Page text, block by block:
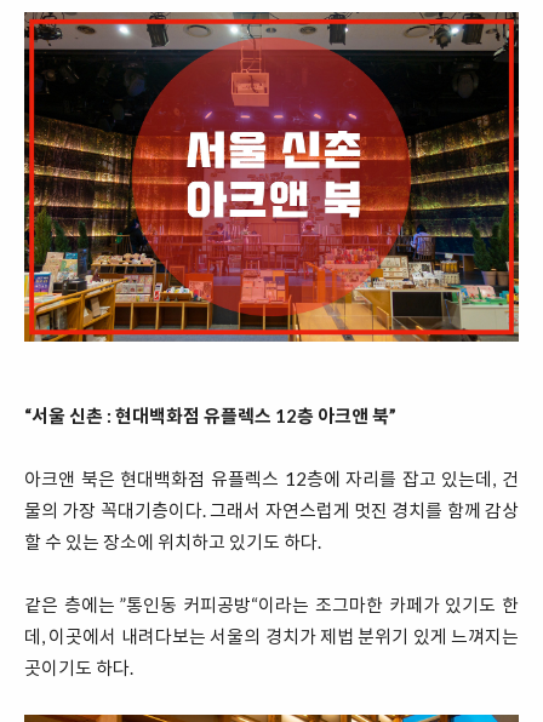
“서울 신촌 : 현대백화점 유플렉스 12층 아크앤 북”
아크앤 북은 현대백화점 유플렉스 12층에 자리를 잡고 있는데, 건
물의 가장 꼭대기층이다. 그래서 자연스럽게 멋진 경치를 함께 감상
할 수 있는 장소에 위치하고 있기도 하다.
같은 층에는 ”통인동 커피공방“이라는 조그마한 카페가 있기도 한
데, 이곳에서 내려다보는 서울의 경치가 제법 분위기 있게 느껴지는
곳이기도 하다.